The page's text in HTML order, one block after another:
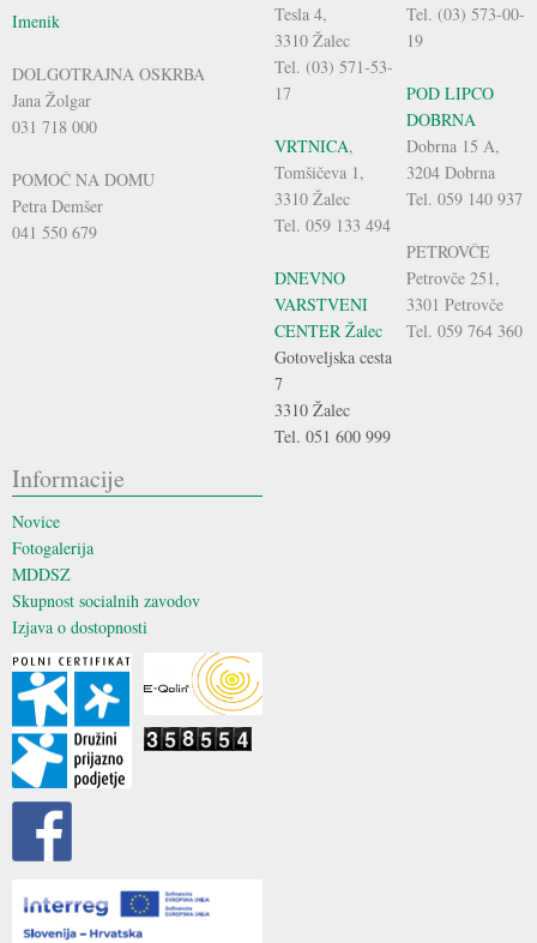
Imenik
DOLGOTRAJNA OSKRBA
Jana Žolgar
031 718 000
POMOČ NA DOMU
Petra Demšer
041 550 679
Tesla 4,
3310 Žalec
Tel. (03) 571-53-
17
VRTNICA,
Tomšičeva 1,
3310 Žalec
Tel. 059 133 494
DNEVNO
VARSTVENI
CENTER Žalec
Gotoveljska cesta
7
3310 Žalec
Tel. 051 600 999
Tel. (03) 573-00-
19
POD LIPCO
DOBRNA
Dobrna 15 A,
3204 Dobrna
Tel. 059 140 937
PETROVČE
Petrovče 251,
3301 Petrovče
Tel. 059 764 360
Informacije
Novice
Fotogalerija
MDDSZ
Skupnost socialnih zavodov
Izjava o dostopnosti